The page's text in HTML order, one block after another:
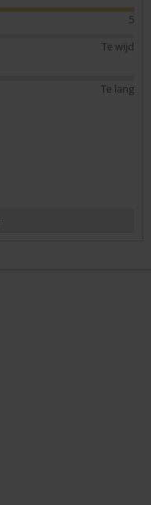
5
Te wijd
Te lang